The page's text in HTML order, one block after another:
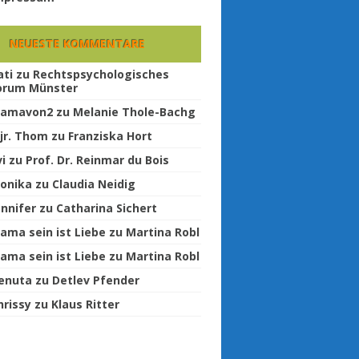
NEUESTE KOMMENTARE
zu Rechtspsychologisches
Münster
zu Melanie Thole-Bachg
Thom zu Franziska Hort
zu Prof. Dr. Reinmar du Bois
zu Claudia Neidig
zu Catharina Sichert
sein ist Liebe zu Martina Robl
sein ist Liebe zu Martina Robl
zu Detlev Pfender
zu Klaus Ritter